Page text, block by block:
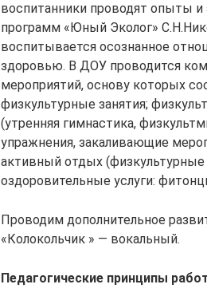
воспитанники проводят опыты и
программ «Юный Эколог»
воспитывается осознанное
здоровью. В ДОУ проводится
мероприятий, основу которых
физкультурные занятия;
(утренняя гимнастика,
упражнения, закаливающие
активный отдых (физкультурные
оздоровительные услуги:
Проводим дополнительное
«Колокольчик » — вокальный.
Педагогические принципы